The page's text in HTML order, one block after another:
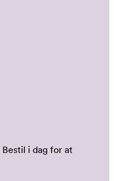
Bestil i dag for at